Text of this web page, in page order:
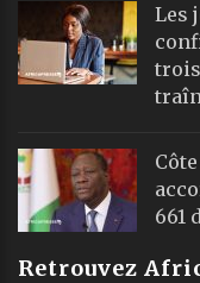
Les
661
Retrouvez